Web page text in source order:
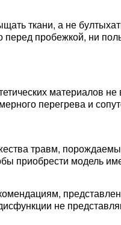
ткани, а не
перед пробежкой, ни
материалов
перегрева и
травм,
приобрести модель
не